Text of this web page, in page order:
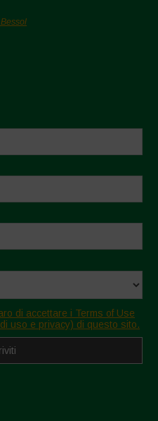
di accettare i Terms of Use
uso e privacy) di questo sito.